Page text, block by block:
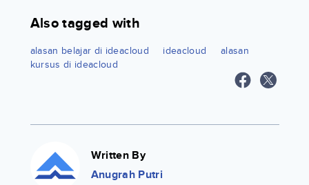
Also tagged with
alasan belajar di ideacloud ideacloud
alasan
kursus di ideacloud
Written By
Anugrah Putri